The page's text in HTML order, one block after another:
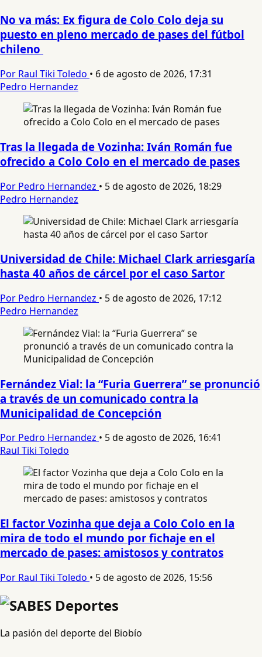
No va más: Ex figura de Colo Colo deja su
puesto en pleno mercado de pases del fútbol
chileno
Por Raul Tiki Toledo • 6 de agosto de 2026, 17:31
Pedro Hernandez
Tras la llegada de Vozinha: Iván Román fue
ofrecido a Colo Colo en el mercado de pases
Por Pedro Hernandez • 5 de agosto de 2026, 18:29
Pedro Hernandez
Universidad de Chile: Michael Clark arriesgaría
hasta 40 años de cárcel por el caso Sartor
Por Pedro Hernandez • 5 de agosto de 2026, 17:12
Pedro Hernandez
Fernández Vial: la “Furia Guerrera” se pronunció
a través de un comunicado contra la
Municipalidad de Concepción
Por Pedro Hernandez • 5 de agosto de 2026, 16:41
Raul Tiki Toledo
El factor Vozinha que deja a Colo Colo en la
mira de todo el mundo por fichaje en el
mercado de pases: amistosos y contratos
Por Raul Tiki Toledo • 5 de agosto de 2026, 15:56
La pasión del deporte del Biobío